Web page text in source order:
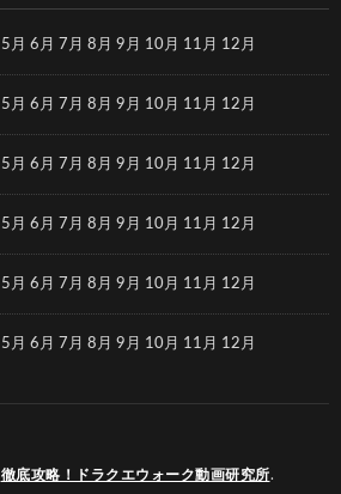
5月 6月 7月 8月 9月 10月 11月 12月
5月 6月 7月 8月 9月 10月 11月 12月
5月 6月 7月 8月 9月 10月 11月 12月
5月 6月 7月 8月 9月 10月 11月 12月
5月 6月 7月 8月 9月 10月 11月 12月
5月 6月 7月 8月 9月 10月 11月 12月
徹底攻略！ドラクエウォーク動画研究所.